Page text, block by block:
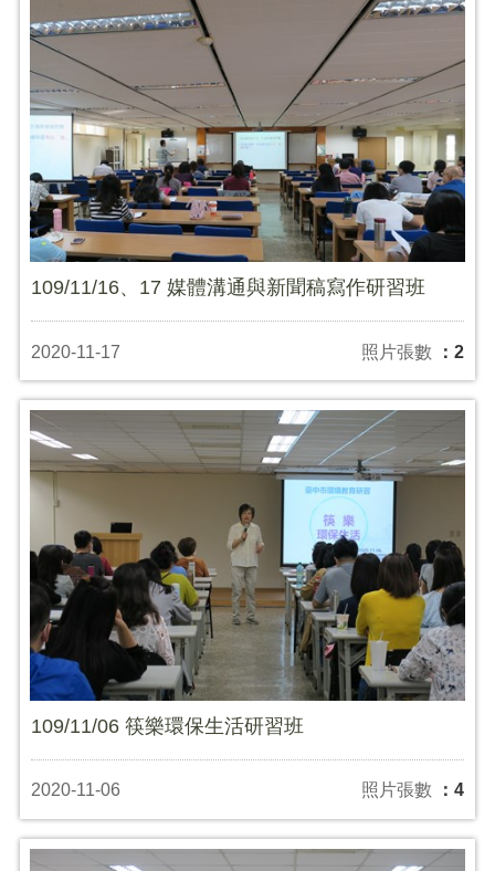
109/11/16、17 媒體溝通與新聞稿寫作研習班
2020-11-17 照片張數 ：2
109/11/06 筷樂環保生活研習班
2020-11-06 照片張數 ：4